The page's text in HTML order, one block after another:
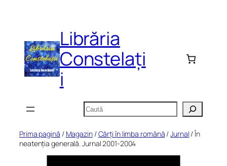
Librăria
Constelați
i
Caută
Prima pagină / Magazin/Cărți în limba română /Jurnal / În
neatenția generală. Jurnal 2001-2004